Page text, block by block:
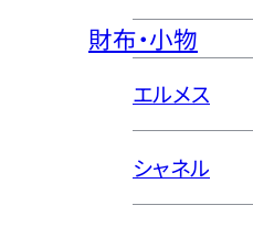
財布・小物
エルメス
シャネル